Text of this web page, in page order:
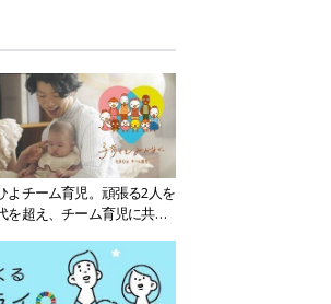
よチーム育児。頑張る2人を
を超え、チーム育児に共感